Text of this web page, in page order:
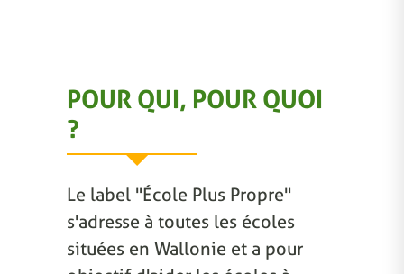
POUR QUI, POUR QUOI
?
Le label "École Plus Propre"
s'adresse à toutes les écoles
situées en Wallonie et a pour